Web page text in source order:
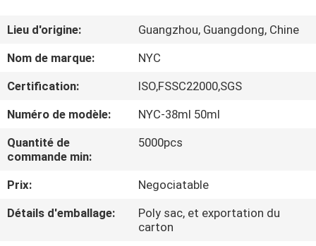
SUJET
DE
NOUS
VISITE
D'USINE
CONTRÔLE
DE
Lieu d'origine:
Guangzhou, Guangdong, Chine
Nom de marque:
NYC
Certification:
ISO,FSSC22000,SGS
Numéro de modèle:
NYC-38ml 50ml
Quantité de
commande min:
5000pcs
Prix:
Negociatable
Détails d'emballage:
Poly sac, et exportation du
carton